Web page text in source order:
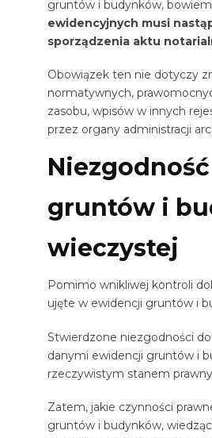
gruntów i budynków,
ewidencyjnych musi
sporządzenia aktu
Obowiązek ten nie dotyczy
normatywnych,
zasobu, wpisów w innych
przez organy administracji
gruntów i
wieczystej
Pomimo wnikliwej kontroli
ujęte w ewidencji gruntów i
Stwierdzone niezgodności
danymi ewidencji gruntów i
rzeczywistym stanem
Zatem, jakie czynności
gruntów i budynków,